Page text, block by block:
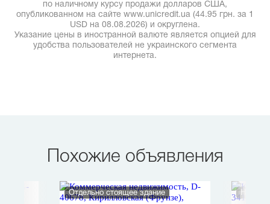
по наличному курсу продажи долларов США,
опубликованном на сайте www.unicredit.ua (44.95 грн. за 1
USD на 08.08.2026) и округлена.
Указание цены в иностранной валюте является опцией для
удобства пользователей не украинского сегмента
интернета.
Похожие объявления
Отдельно стоящее здание